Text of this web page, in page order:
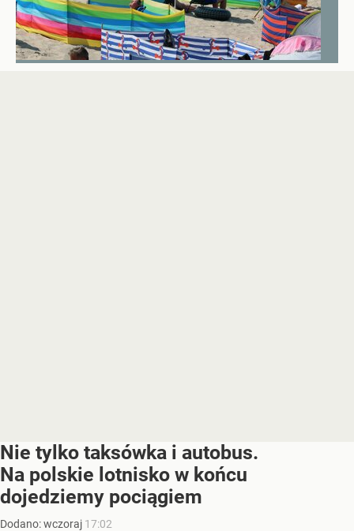
Nie tylko taksówka i autobus.
Na polskie lotnisko w końcu
dojedziemy pociągiem
Dodano:wczoraj 17:02